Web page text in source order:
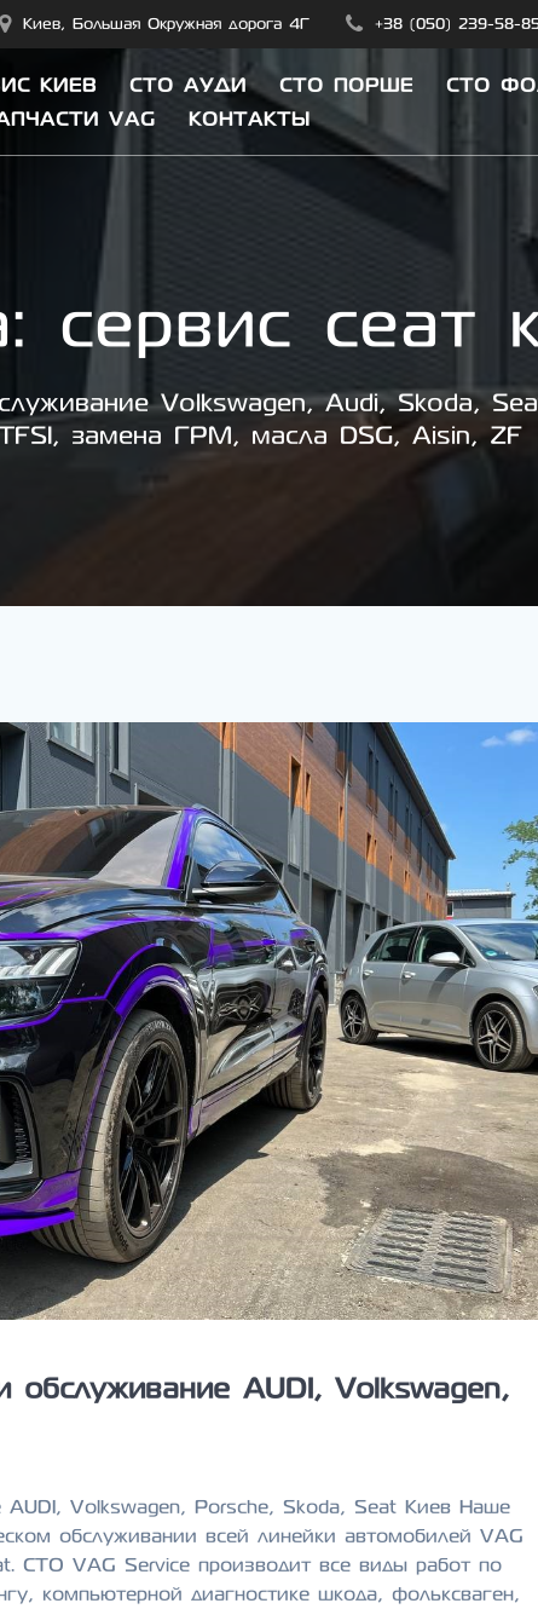
Киев, Большая Окружная дорога 4Г +38 (050) 239-58-
КИЕВ СТО АУДИ СТО ПОРШЕ СТО
VAG КОНТАКТЫ
сервис сеат
Volkswagen, Audi, Skoda,
замена ГРМ, масла DSG, Aisin, ZF
AUDI, Volkswagen,
Volkswagen, Porsche, Skoda, Seat Киев Наше
обслуживании всей линейки автомобилей VAG
СТО VAG Service производит все виды работ по
компьютерной диагностике шкода, фольксваген,